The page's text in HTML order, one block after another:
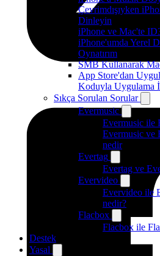
Çevrimdışıyken
Dinleyin
iPhone ve Mac'te
iPhone'umda Yerel
Oynatırım
SMB Kullanarak
App Store'dan
Koduyla Uygulama
Sıkça Sorulan Sorular
Evermusic
Evermusic ile
Evermusic ve
nedir
Evertag
Evertag ve
Evervideo
Evervideo ile
nedir?
Flacbox
Flacbox ile
Destek
Yasal